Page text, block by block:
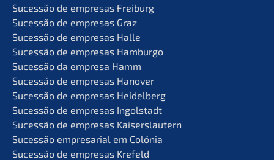
Suces­são de empre­sas Freiburg
Suces­são de empre­sas Graz
Suces­são de empre­sas Halle
Suces­são de empre­sas Hamburgo
Suces­são da empre­sa Hamm
Suces­são de empre­sas Hanover
Suces­são de empre­sas Heidelberg
Suces­são de empre­sas Ingolstadt
Suces­são de empre­sas Kaiserslautern
Suces­são empre­sa­ri­al em Colónia
Suces­são de empre­sas Krefeld